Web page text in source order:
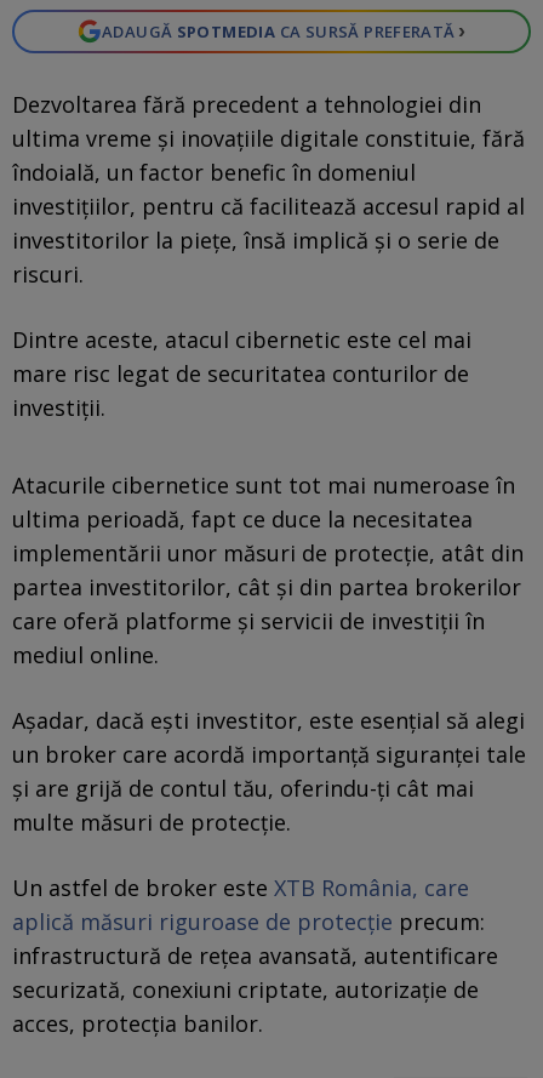
ADAUGĂ SPOTMEDIA CA SURSĂ PREFERATĂ ›
Dezvoltarea fără precedent a tehnologiei din
ultima vreme și inovațiile digitale constituie, fără
îndoială, un factor benefic în domeniul
investițiilor, pentru că facilitează accesul rapid al
investitorilor la piețe, însă implică și o serie de
riscuri.
Dintre aceste, atacul cibernetic este cel mai
mare risc legat de securitatea conturilor de
investiții.
Atacurile cibernetice sunt tot mai numeroase în
ultima perioadă, fapt ce duce la necesitatea
implementării unor măsuri de protecție, atât din
partea investitorilor, cât și din partea brokerilor
care oferă platforme și servicii de investiții în
mediul online.
Așadar, dacă ești investitor, este esențial să alegi
un broker care acordă importanță siguranței tale
și are grijă de contul tău, oferindu-ți cât mai
multe măsuri de protecție.
Un astfel de broker este XTB România, care
aplică măsuri riguroase de protecție precum:
infrastructură de rețea avansată, autentificare
securizată, conexiuni criptate, autorizație de
acces, protecția banilor.